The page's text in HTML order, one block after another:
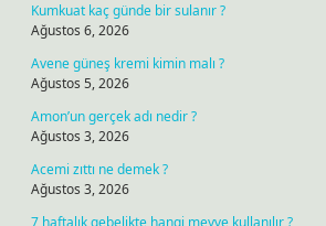
Kumkuat kaç günde bir sulanır ?
Ağustos 6, 2026
Avene güneş kremi kimin malı ?
Ağustos 5, 2026
Amon’un gerçek adı nedir ?
Ağustos 3, 2026
Acemi zıttı ne demek ?
Ağustos 3, 2026
7 haftalık gebelikte hangi meyve kullanılır ?